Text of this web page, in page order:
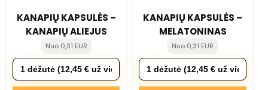
KANAPIŲ KAPSULĖS –
KANAPIŲ ALIEJUS
Nuo 0,31 EUR
KANAPIŲ KAPSULĖS –
MELATONINAS
Nuo 0,31 EUR